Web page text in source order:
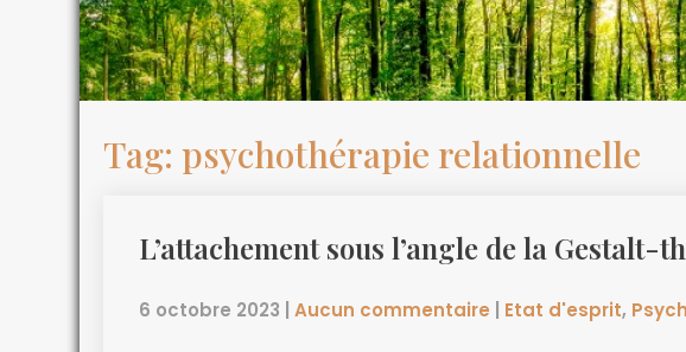
Tag: psychothérapie relationnelle
L’attachement sous l’angle de la Gestalt-
6 octobre 2023 Aucun commentaire Etat d'esprit,